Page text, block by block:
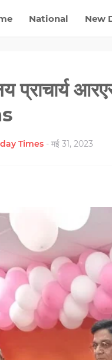
National New
प्राचार्य
Times - मई 31, 2023